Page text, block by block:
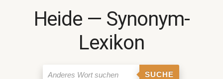
Heide ― Synonym-
Lexikon
SUCHE